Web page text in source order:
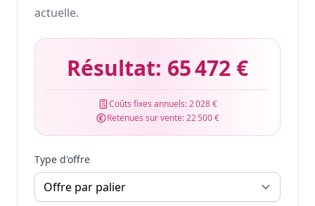
actuelle.
Résultat: 65 472 €
Coûts fixes annuels:2 028 €
Retenues sur vente:22 500 €
Type d'offre